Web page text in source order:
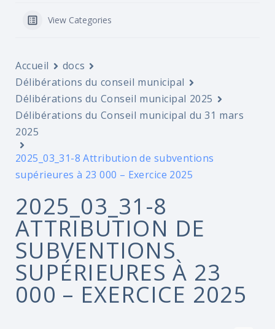
View Categories
Accueil
docs
Délibérations du conseil municipal
Délibérations du Conseil municipal 2025
Délibérations du Conseil municipal du 31 mars
2025
2025_03_31-8 Attribution de subventions
supérieures à 23 000 – Exercice 2025
2025_03_31-8
ATTRIBUTION DE
SUBVENTIONS
SUPÉRIEURES À 23
000 – EXERCICE 2025